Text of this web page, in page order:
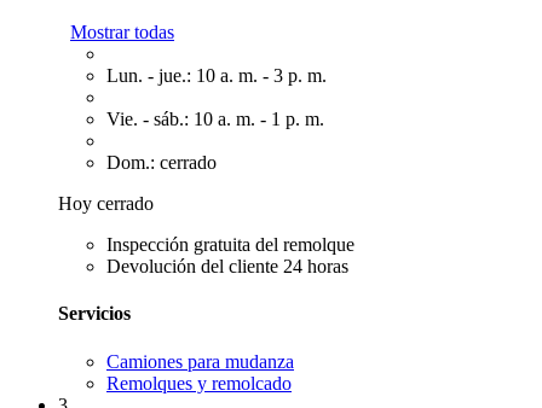
Mostrar todas
Lun. - jue.: 10 a. m. - 3 p. m.
Vie. - sáb.: 10 a. m. - 1 p. m.
Dom.: cerrado
Hoy cerrado
Inspección gratuita del remolque
Devolución del cliente 24 horas
Servicios
Camiones para mudanza
Remolques y remolcado